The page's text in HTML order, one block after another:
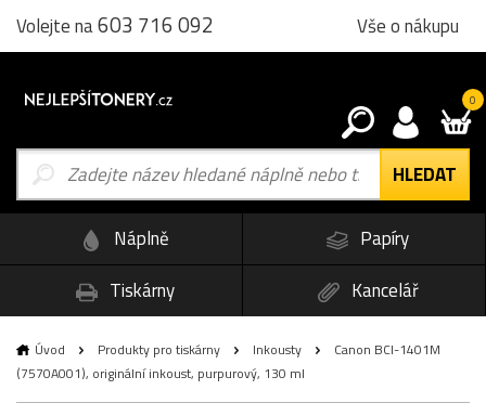
Volejte na603 716 092 Vše o nákupu
0
Náplně
Papíry
Tiskárny
Kancelář
Úvod Produkty pro tiskárny Inkousty
Canon BCI-1401M
(7570A001), originální inkoust, purpurový, 130 ml